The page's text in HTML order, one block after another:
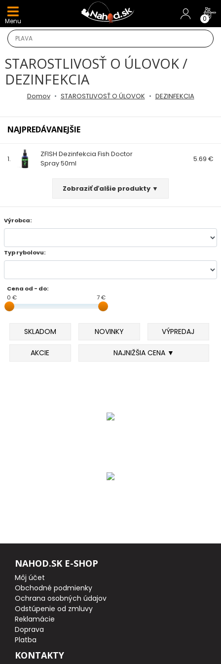
Menu 0
STAROSTLIVOSŤ O ÚLOVOK /
DEZINFEKCIA
Domov STAROSTLIVOSŤ O ÚLOVOK DEZINFEKCIA
NAJPREDÁVANEJŠIE
1.
ZFISH Dezinfekcia Fish Doctor
Spray 50ml
5.69 €
Zobraziť ďalšie produkty ▼
Výrobca:
Typ rybolovu:
Cena od - do:
0 €
7 €
SKLADOM NOVINKY VÝPREDAJ
AKCIE NAJNIŽŠIA CENA ▼
NAHOD.SK E-SHOP
Môj účet
Obchodné podmienky
Ochrana osobných údajov
Odstúpenie od zmluvy
Reklamácie
Doprava
Platba
KONTAKTY
DARČEKY A AKCIE
TOP AKCIE
AKCIOVÝ CAMPING
SUMCOVÉ A MORSKÉ PRÚTY
MATCHOVÉ A BOLOGNESOVÉ PRÚTY
NAVIJAKY
PREDNÁ BRZDA
BAITRUNNER
MULTIPLIKÁTORY